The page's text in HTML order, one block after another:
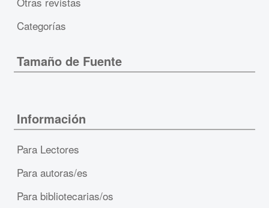
Categorías
Tamaño de Fuente
Información
Para Lectores
Para autoras/es
Para bibliotecarias/os